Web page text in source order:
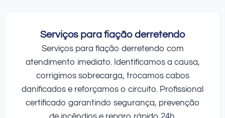
Serviços para fiação derretendo
Serviços para fiação derretendo com
atendimento imediato. Identificamos a causa,
corrigimos sobrecarga, trocamos cabos
danificados e reforçamos o circuito. Profissional
certificado garantindo segurança, prevenção